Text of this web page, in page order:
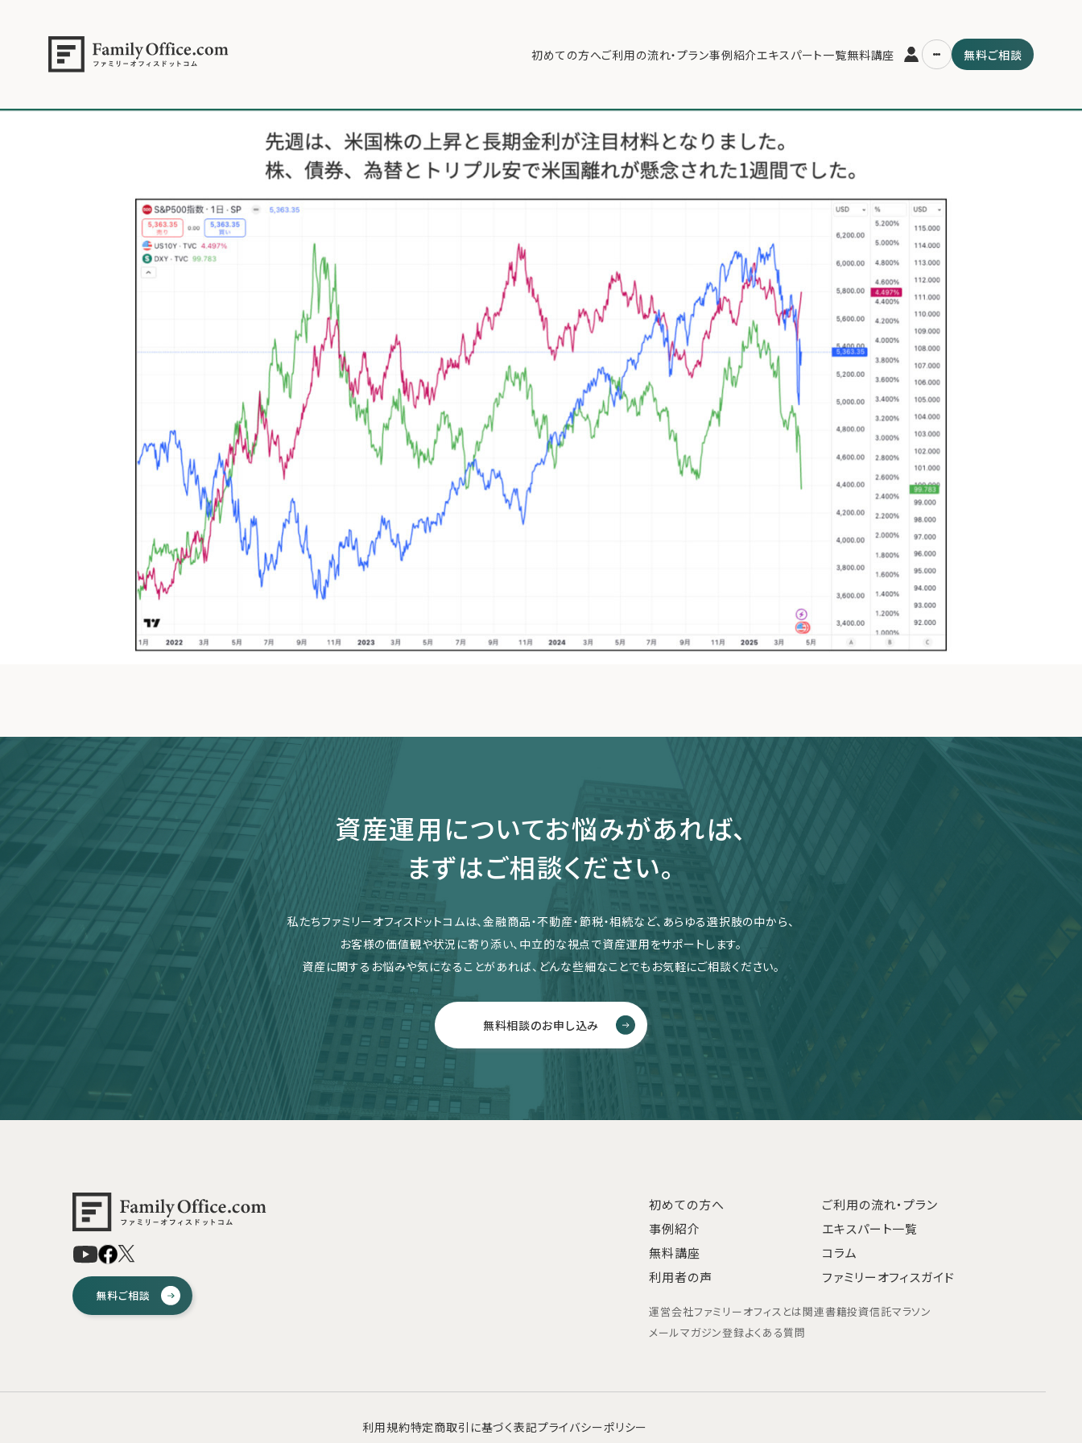
初めての方へご利用の流れ・プラン事例紹介エキスパート一覧無料講座 無料ご相談
初めての方へ
ご利用の流れ・プラン
事例紹介
エキスパート一覧
無料講座
コラム
メールマガジン登録
よくある質問
2025年4月13日.002
資産運用についてお悩みがあれば、
まずはご相談ください。
私たちファミリーオフィスドットコムは、金融商品・不動産・節税・相続など、あらゆる選択肢の中から、
お客様の価値観や状況に寄り添い、中立的な視点で資産運用をサポートします。
資産に関するお悩みや気になることがあれば、どんな些細なことでもお気軽にご相談ください。
無料相談のお申し込み
無料ご相談
初めての方へ
ご利用の流れ・プラン
事例紹介
エキスパート一覧
無料講座
コラム
利用者の声
ファミリーオフィスガイド
運営会社ファミリーオフィスとは関連書籍投資信託マラソン
メールマガジン登録よくある質問
利用規約特定商取引に基づく表記プライバシーポリシー